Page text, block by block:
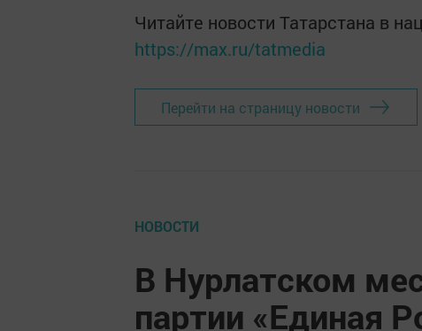
Читайте новости Татарстана в
https://max.ru/tatmedia
Перейти на страницу новости
НОВОСТИ
В Нурлатском
партии «Единая